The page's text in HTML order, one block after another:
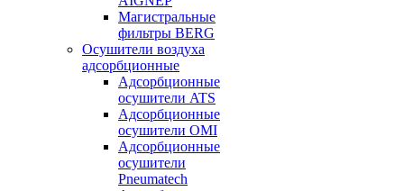
Магистральные
фильтры BERG
Осушители воздуха
адсорбционные
Адсорбционные
осушители ATS
Адсорбционные
осушители OMI
Адсорбционные
осушители
Pneumatech